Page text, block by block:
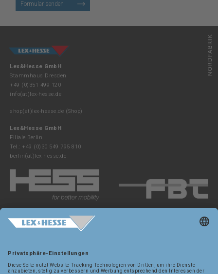
Formular senden
Lex&Hesse GmbH
Stammhaus Dresden
+49 (0)351 499 120
info(at)lex-hesse.de
shop(at)lex-hesse.de (Shop)
Lex&Hesse GmbH
Filiale Berlin
Tel.: +49 (0)30 549 795 810
berlin(at)lex-hesse.de